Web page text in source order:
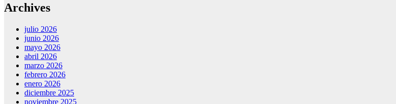
Archives
julio 2026
junio 2026
mayo 2026
abril 2026
marzo 2026
febrero 2026
enero 2026
diciembre 2025
noviembre 2025